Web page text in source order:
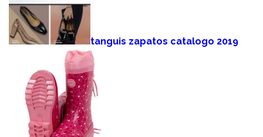
tanguis zapatos catalogo 2019